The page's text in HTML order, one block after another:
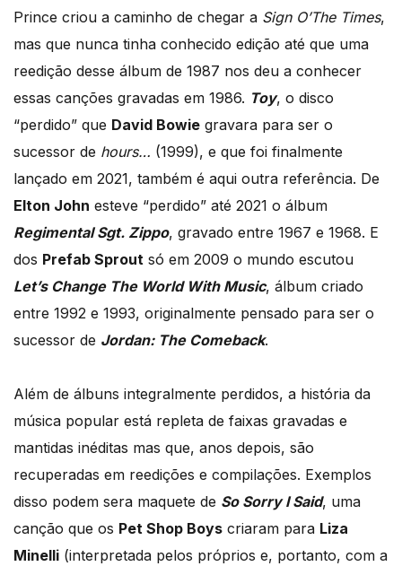
Prince criou a caminho de chegar a Sign O’The Times,
mas que nunca tinha conhecido edição até que uma
reedição desse álbum de 1987 nos deu a conhecer
essas canções gravadas em 1986. Toy, o disco
“perdido” que David Bowie gravara para ser o
sucessor de hours… (1999), e que foi finalmente
lançado em 2021, também é aqui outra referência. De
Elton John esteve “perdido” até 2021 o álbum
Regimental Sgt. Zippo, gravado entre 1967 e 1968. E
dos Prefab Sprout só em 2009 o mundo escutou
Let’s Change The World With Music, álbum criado
entre 1992 e 1993, originalmente pensado para ser o
sucessor de Jordan: The Comeback.
Além de álbuns integralmente perdidos, a história da
música popular está repleta de faixas gravadas e
mantidas inéditas mas que, anos depois, são
recuperadas em reedições e compilações. Exemplos
disso podem sera maquete de So Sorry I Said, uma
canção que os Pet Shop Boys criaram para Liza
Minelli (interpretada pelos próprios e, portanto, com a